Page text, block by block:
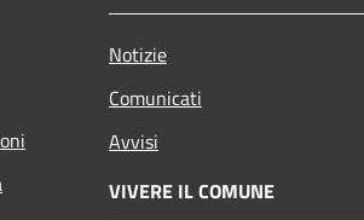
Notizie
Comunicati
Avvisi
VIVERE IL COMUNE